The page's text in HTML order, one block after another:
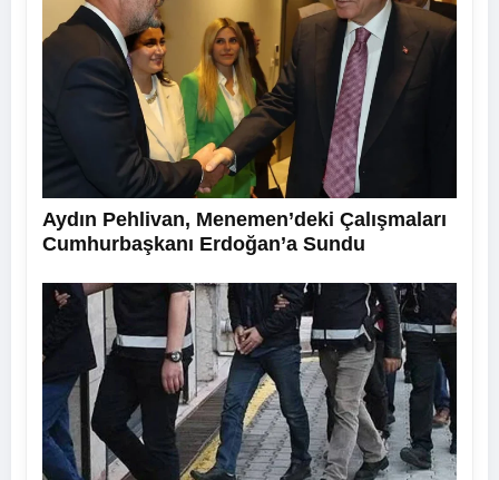
Aydın Pehlivan, Menemen’deki Çalışmaları
Cumhurbaşkanı Erdoğan’a Sundu